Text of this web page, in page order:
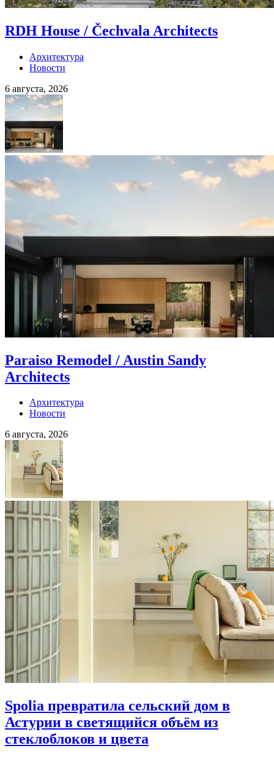
RDH House / Čechvala Architects
Архитектура
Новости
6 августа, 2026
Paraiso Remodel / Austin Sandy
Architects
Архитектура
Новости
6 августа, 2026
Spolia превратила сельский дом в
Астурии в светящийся объём из
стеклоблоков и цвета